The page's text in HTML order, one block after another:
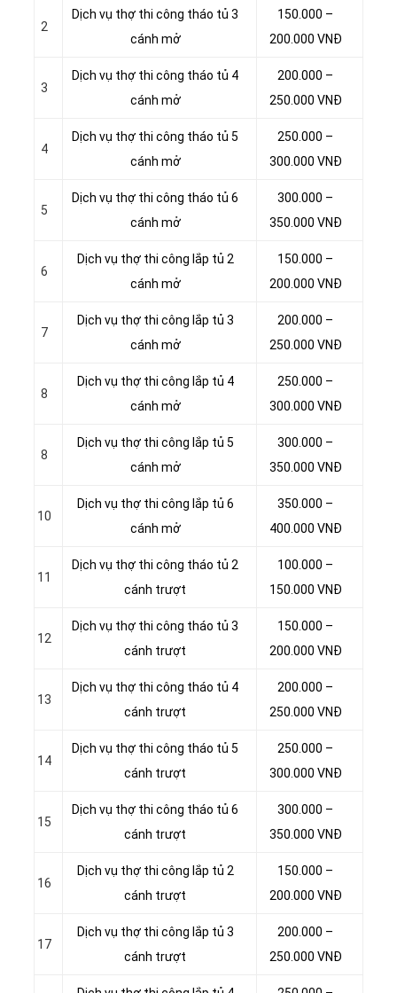
2
Dịch vụ thợ thi công tháo tủ 3
cánh mở
150.000 –
200.000 VNĐ
3
Dịch vụ thợ thi công tháo tủ 4
cánh mở
200.000 –
250.000 VNĐ
4
Dịch vụ thợ thi công tháo tủ 5
cánh mở
250.000 –
300.000 VNĐ
5
Dịch vụ thợ thi công tháo tủ 6
cánh mở
300.000 –
350.000 VNĐ
6
Dịch vụ thợ thi công lắp tủ 2
cánh mở
150.000 –
200.000 VNĐ
7
Dịch vụ thợ thi công lắp tủ 3
cánh mở
200.000 –
250.000 VNĐ
8
Dịch vụ thợ thi công lắp tủ 4
cánh mở
250.000 –
300.000 VNĐ
8
Dịch vụ thợ thi công lắp tủ 5
cánh mở
300.000 –
350.000 VNĐ
10
Dịch vụ thợ thi công lắp tủ 6
cánh mở
350.000 –
400.000 VNĐ
11
Dịch vụ thợ thi công tháo tủ 2
cánh trượt
100.000 –
150.000 VNĐ
12
Dịch vụ thợ thi công tháo tủ 3
cánh trượt
150.000 –
200.000 VNĐ
13
Dịch vụ thợ thi công tháo tủ 4
cánh trượt
200.000 –
250.000 VNĐ
14
Dịch vụ thợ thi công tháo tủ 5
cánh trượt
250.000 –
300.000 VNĐ
15
Dịch vụ thợ thi công tháo tủ 6
cánh trượt
300.000 –
350.000 VNĐ
16
Dịch vụ thợ thi công lắp tủ 2
cánh trượt
150.000 –
200.000 VNĐ
17
Dịch vụ thợ thi công lắp tủ 3
cánh trượt
200.000 –
250.000 VNĐ